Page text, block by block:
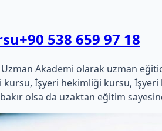
+90 538 659 97 18
Akademi olarak uzman
kursu, İşyeri hekimliği kursu,
olsa da uzaktan eğitim